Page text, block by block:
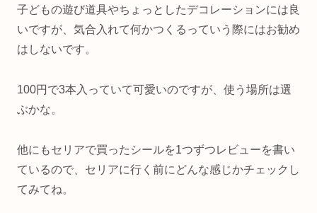
子どもの遊び道具やちょっとしたデコレーションには良
いですが、気合入れて何かつくるっていう際にはお勧め
はしないです。
100円で3本入っていて可愛いのですが、使う場所は選
ぶかな。
他にもセリアで買ったシールを1つずつレビューを書い
ているので、セリアに行く前にどんな感じかチェックし
てみてね。